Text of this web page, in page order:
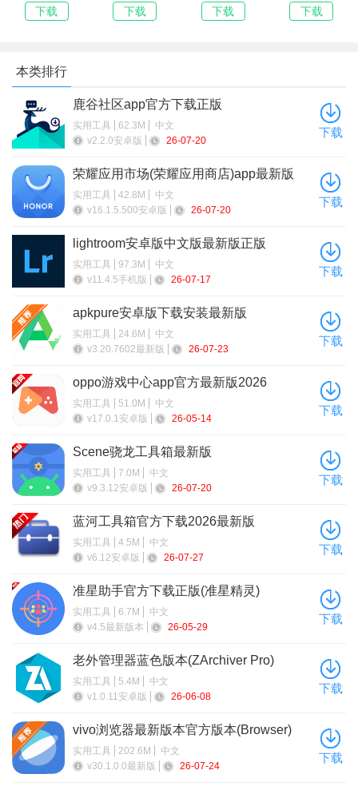
软件特色
支持苹果/安卓/电脑模拟器用户，提供了透视自瞄、无后、锁
头、飞天美化等辅助功能
功能丰富，大家可以根据需求一键开启各种功能
1、透视框
可以在地图上看到敌人的位置，无论他们躲在哪里，都能一
2、射线指引
果。
3、防封优化
可以避免被系统检测到，更好的保护玩家的帐户，从而防止
被封号的。
apk(Google
Play 商店)
下载
画)官方下载
2026最新版
下载
卓最新版2026
下载
下载安装
下载
本类排行
鹿谷社区app官方下载正版
实用工具 62.3M
中文
v2.2.0安卓版
26-07-20
下载
荣耀应用市场(荣耀应用商店)app最新版
2026
实用工具 42.8M
中文
v16.1.5.500安卓版
26-07-20
下载
lightroom安卓版中文版最新版正版
实用工具 97.3M
中文
v11.4.5手机版
26-07-17
下载
apkpure安卓版下载安装最新版
实用工具 24.6M
中文
v3.20.7602最新版
26-07-23
下载
oppo游戏中心app官方最新版2026
实用工具 51.0M
中文
v17.0.1安卓版
26-05-14
下载
Scene骁龙工具箱最新版
实用工具 7.0M
中文
v9.3.12安卓版
26-07-20
下载
蓝河工具箱官方下载2026最新版
实用工具 4.5M
中文
v6.12安卓版
26-07-27
下载
准星助手官方下载正版(准星精灵)
实用工具 6.7M
中文
v4.5最新版本
26-05-29
下载
老外管理器蓝色版本(ZArchiver Pro)
实用工具 5.4M
中文
v1.0.11安卓版
26-06-08
下载
vivo浏览器最新版本官方版本(Browser)
实用工具 202.6M
中文
v30.1.0.0最新版
26-07-24
下载